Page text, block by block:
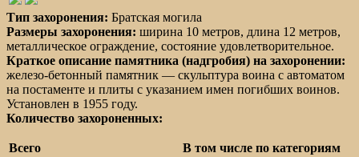
Тип захоронения: Братская могила
Размеры захоронения: ширина 10 метров, длина 12 метров,
металлическое ограждение, состояние удовлетворительное.
Краткое описание памятника (надгробия) на захоронении:
железо-бетонный памятник — скульптура воина с автоматом
на постаменте и плиты с указанием имен погибших воинов.
Установлен в 1955 году.
Количество захороненных:
Всего В том числе по категориям